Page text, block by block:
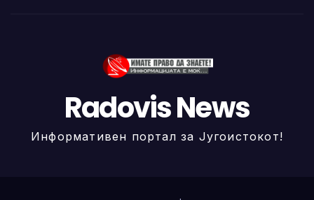
Radovis News
Информативен портал за Југоистокот!